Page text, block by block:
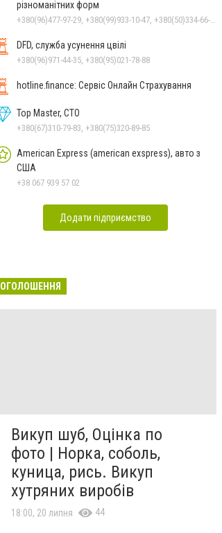
різноманітних форм
DFD, служба усунення цвілі
+380(96)971-44-35, +380(95)021-78-88
hotline.finance: Сервіс Онлайн Страхування
Top Master, СТО
+380(67)310-79-83, +380(75)320-89-85
American Express (american exspress), авто з
США
+38 067 939 57 02
Додати підприємство
ОГОЛОШЕННЯ
Викуп шуб, Оцінка по
фото | Норка, соболь,
куница, рись. Викуп
хутряних виробів
18:00, 20 липня 44